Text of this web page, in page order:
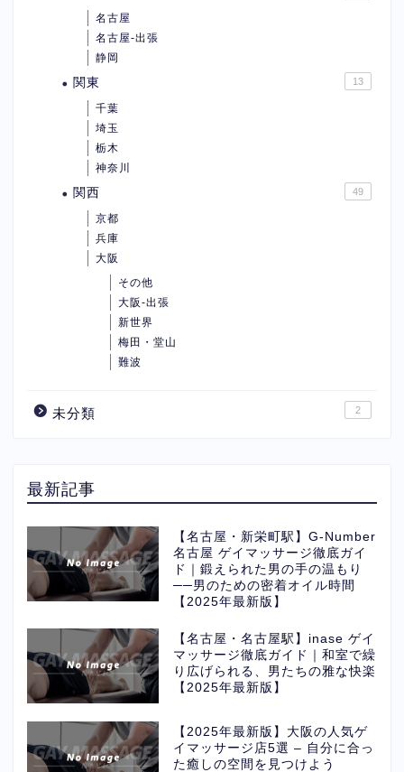
名古屋
名古屋-出張
静岡
関東 13
千葉
埼玉
栃木
神奈川
関西 49
京都
兵庫
大阪
その他
大阪-出張
新世界
梅田・堂山
難波
未分類 2
最新記事
【名古屋・新栄町駅】G-Number
名古屋 ゲイマッサージ徹底ガイ
ド｜鍛えられた男の手の温もり
──男のための密着オイル時間
【2025年最新版】
【名古屋・名古屋駅】inase ゲイ
マッサージ徹底ガイド｜和室で繰
り広げられる、男たちの雅な快楽
【2025年最新版】
【2025年最新版】大阪の人気ゲ
イマッサージ店5選 – 自分に合っ
た癒しの空間を見つけよう